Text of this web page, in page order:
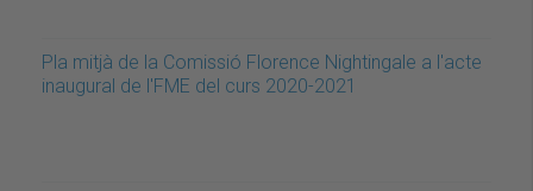
Pla mitjà de la Comissió Florence Nightingale a l'acte
inaugural de l'FME del curs 2020-2021